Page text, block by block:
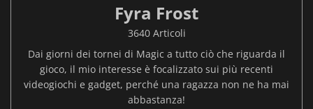
Fyra Frost
3640 Articoli
Dai giorni dei tornei di Magic a tutto ciò che riguarda il
gioco, il mio interesse è focalizzato sui più recenti
videogiochi e gadget, perché una ragazza non ne ha mai
abbastanza!